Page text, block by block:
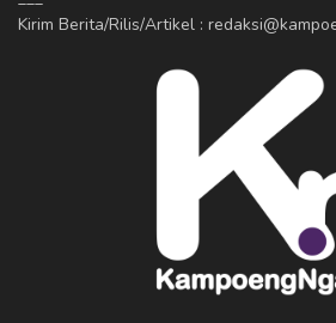
Kirim Berita/Rilis/Artikel :